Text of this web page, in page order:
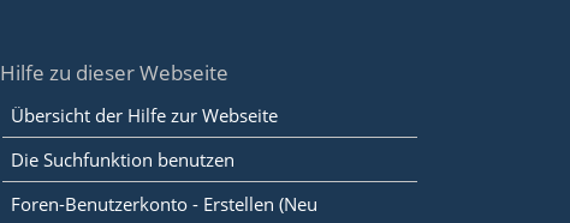
Hilfe zu dieser Webseite
Übersicht der Hilfe zur Webseite
Die Suchfunktion benutzen
Foren-Benutzerkonto - Erstellen (Neu